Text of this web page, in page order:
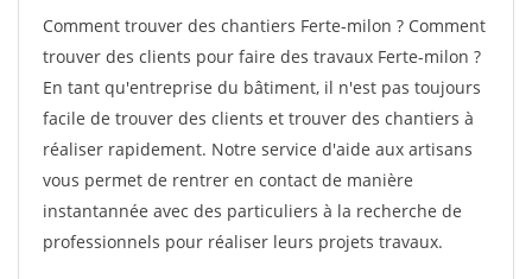
Comment trouver des chantiers Ferte-milon ? Comment
trouver des clients pour faire des travaux Ferte-milon ?
En tant qu'entreprise du bâtiment, il n'est pas toujours
facile de trouver des clients et trouver des chantiers à
réaliser rapidement. Notre service d'aide aux artisans
vous permet de rentrer en contact de manière
instantannée avec des particuliers à la recherche de
professionnels pour réaliser leurs projets travaux.